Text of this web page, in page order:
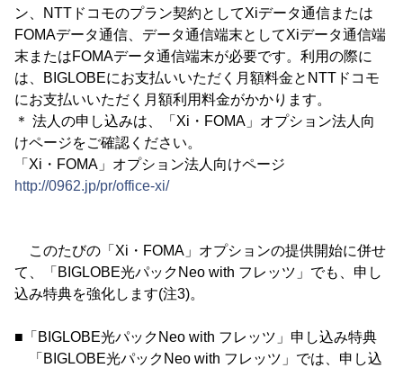
ン、NTTドコモのプラン契約としてXiデータ通信または
FOMAデータ通信、データ通信端末としてXiデータ通信端
末またはFOMAデータ通信端末が必要です。利用の際に
は、BIGLOBEにお支払いいただく月額料金とNTTドコモ
にお支払いいただく月額利用料金がかかります。
＊ 法人の申し込みは、「Xi・FOMA」オプション法人向
けページをご確認ください。
「Xi・FOMA」オプション法人向けページ
http://0962.jp/pr/office-xi/
このたびの「Xi・FOMA」オプションの提供開始に併せ
て、「BIGLOBE光パックNeo with フレッツ」でも、申し
込み特典を強化します(注3)。
■「BIGLOBE光パックNeo with フレッツ」申し込み特典
「BIGLOBE光パックNeo with フレッツ」では、申し込